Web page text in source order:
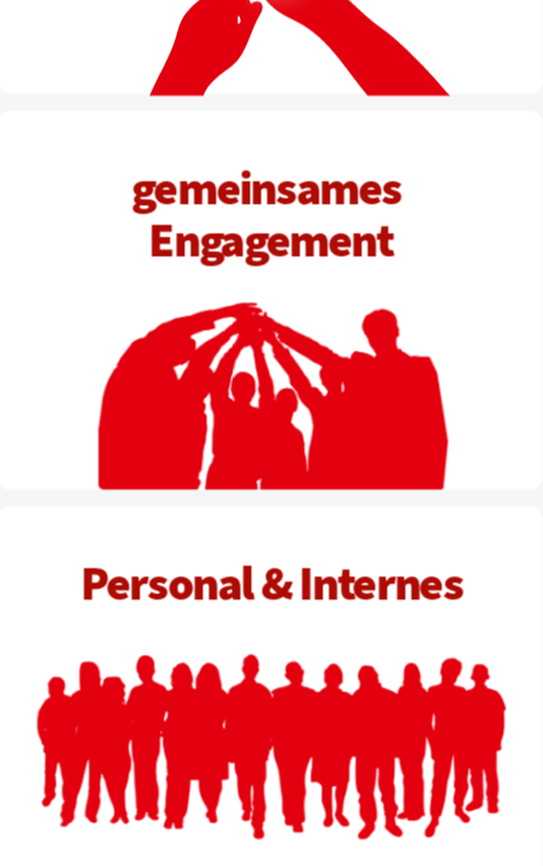
gemeinsames
Engagement
Personal & Internes